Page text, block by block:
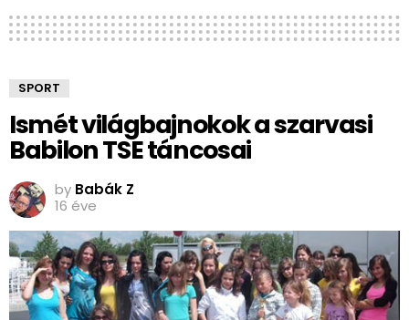
SPORT
Ismét világbajnokok a szarvasi
Babilon TSE táncosai
by Babák Z
16 éve